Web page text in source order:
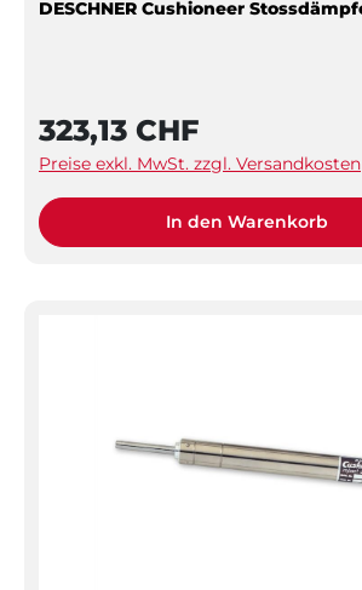
323,13 CHF
Preise exkl. MwSt. zzgl. Versandkosten
In den Warenkorb